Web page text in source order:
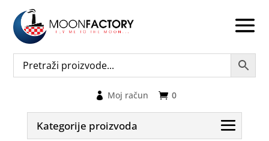
0
Moj račun
Kategorije proizvoda